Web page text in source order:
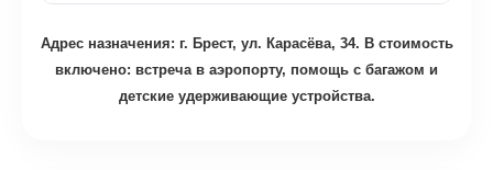
Адрес назначения: г. Брест, ул. Карасёва, 34. В стоимость
включено: встреча в аэропорту, помощь с багажом и
детские удерживающие устройства.